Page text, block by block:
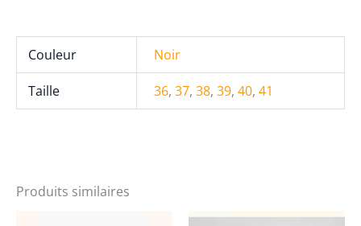
Couleur Noir
Taille 36,37,38,39,40,41
Produits similaires